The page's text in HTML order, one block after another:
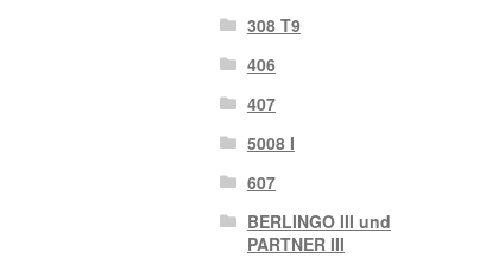
308 T9
406
407
5008 I
607
BERLINGO III und
PARTNER III